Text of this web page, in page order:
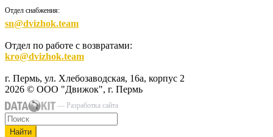
Отдел снабжения:
sn@dvizhok.team
Отдел по работе с возвратами:
kro@dvizhok.team
г. Пермь, ул. Хлебозаводская, 16а, корпус 2
2026 © ООО "Движок", г. Пермь
— Разработка сайта
Найти